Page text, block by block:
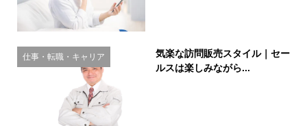
仕事・転職・キャリア
気楽な訪問販売スタイル｜セー
ルスは楽しみながら...